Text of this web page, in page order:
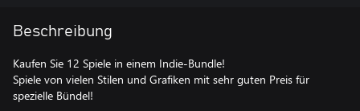
Beschreibung
Kaufen Sie 12 Spiele in einem Indie-Bundle!
Spiele von vielen Stilen und Grafiken mit sehr guten Preis für
spezielle Bündel!